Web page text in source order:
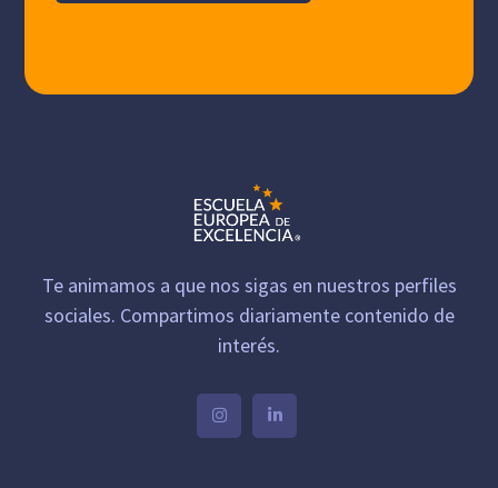
Te animamos a que nos sigas en nuestros perfiles
sociales. Compartimos diariamente contenido de
interés.